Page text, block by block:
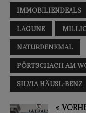
IMMOBILIENDEALS
LAGUNE
NATURDENKMAL
PÖRTSCHACH AM
SILVIA HÄUSL-BENZ